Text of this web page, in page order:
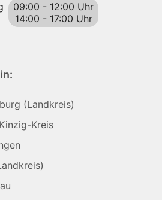
09:00 - 12:00 Uhr
14:00 - 17:00 Uhr
(Landkreis)
Kreis